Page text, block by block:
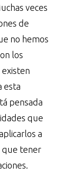
veces
de
no hemos
los
esta
pensada
que
a
que tener